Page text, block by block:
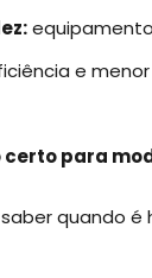
e
certo para
quando é